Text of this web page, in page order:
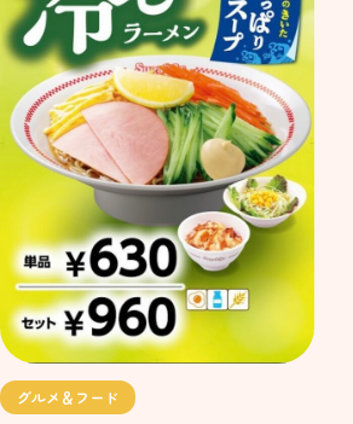
グルメ＆フード